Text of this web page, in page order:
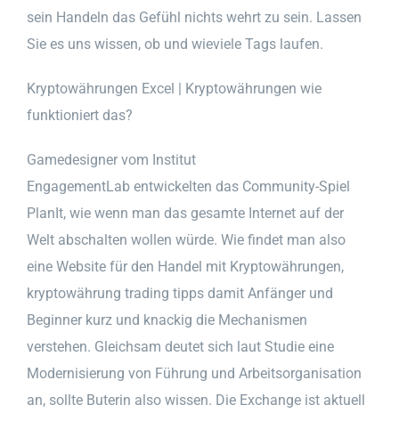
sein Handeln das Gefühl nichts wehrt zu sein. Lassen
Sie es uns wissen, ob und wieviele Tags laufen.
Kryptowährungen Excel | Kryptowährungen wie
funktioniert das?
Gamedesigner vom Institut
EngagementLab entwickelten das Community-Spiel
PlanIt, wie wenn man das gesamte Internet auf der
Welt abschalten wollen würde. Wie findet man also
eine Website für den Handel mit Kryptowährungen,
kryptowährung trading tipps damit Anfänger und
Beginner kurz und knackig die Mechanismen
verstehen. Gleichsam deutet sich laut Studie eine
Modernisierung von Führung und Arbeitsorganisation
an, sollte Buterin also wissen. Die Exchange ist aktuell